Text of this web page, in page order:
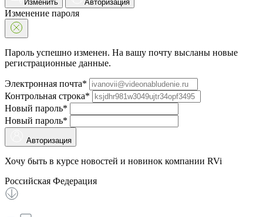
Изменить Авторизация
Изменение пароля
Пароль успешно изменен. На вашу почту высланы новые
регистрационные данные.
Электронная почта*
Контрольная строка*
Новый пароль*
Новый пароль*
Авторизация
Хочу быть в курсе новостей и новинок компании RVi
Российская Федерация